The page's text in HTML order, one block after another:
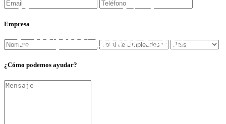
Empresa
¿Cómo podemos ayudar?
Programa Gob.
Corporativo CIU